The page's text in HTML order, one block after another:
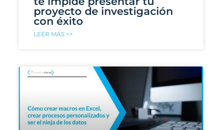
proyecto de investigación
con éxito
LEER MÁS >>